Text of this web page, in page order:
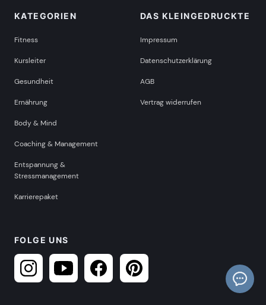
KATEGORIEN
Fitness
Kursleiter
Gesundheit
Ernährung
Body & Mind
Coaching & Management
Entspannung &
Stressmanagement
Karrierepaket
DAS KLEINGEDRUCKTE
Impressum
Datenschutzerklärung
AGB
Vertrag widerrufen
FOLGE UNS